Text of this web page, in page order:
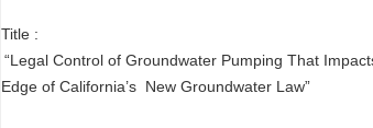
Title :
“Legal Control of Groundwater Pumping That
Edge of California’s New Groundwater Law”